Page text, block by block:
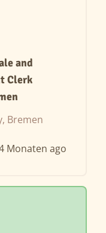
and
Clerk
Bremen
Monaten ago